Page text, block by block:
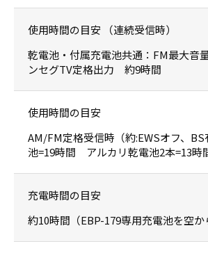
使用時間の目安 （連続受信時）
乾電池・付属充電池共通：FM最大
ンセグTV定格出力 約9時間
使用時間の目安
AM/FM定格受信時（約:EWSオフ、
池=19時間 アルカリ乾電池2本=13時
充電時間の目安
約10時間（EBP-179専用充電池を空か